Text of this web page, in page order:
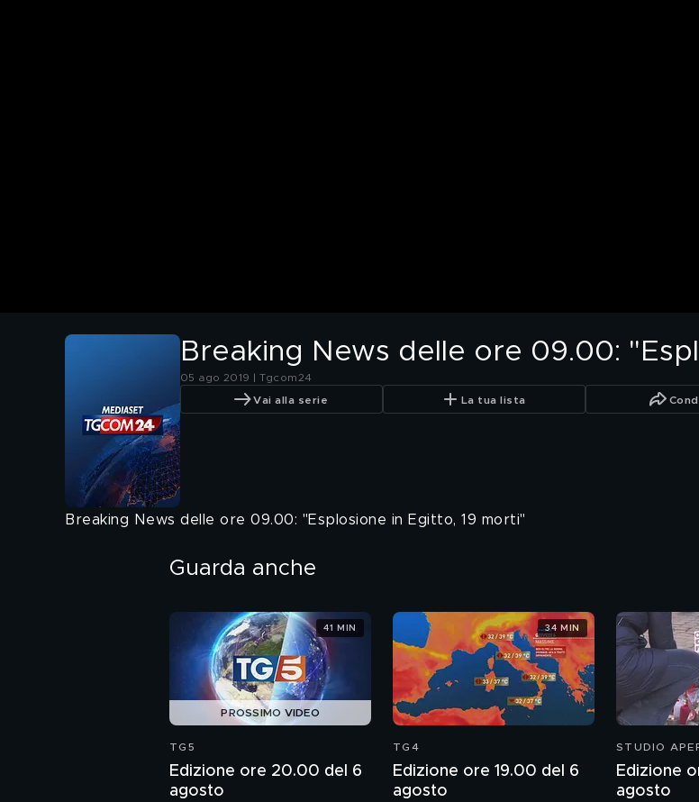
Breaking News delle ore 09.00:
05 ago 2019 | Tgcom24
Vai alla serie La tua lista
Breaking News delle ore 09.00: "Esplosione in Egitto, 19 morti"
Guarda anche
PROSSIMO VIDEO
TG5
Edizione ore 20.00 del 6
agosto
41 MIN
TG4
Edizione ore 19.00 del 6
agosto
34 MIN
STUDIO
Edizione
agosto